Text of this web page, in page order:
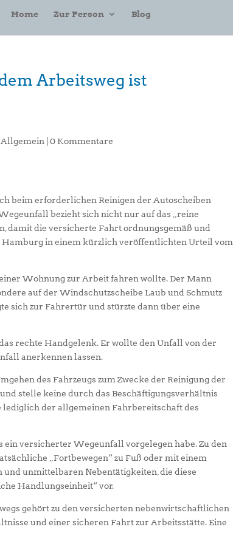
Home Zur Person Blog
Arbeitsweg ist
Allgemein |0 Kommentare
beim erforderlichen Reinigen der Autoscheiben
bezieht sich nicht nur auf das „reine
damit die versicherte Fahrt ordnungsgemäß und
Hamburg in einem kürzlich veröffentlichten Urteil vom
Wohnung zur Arbeit fahren wollte. Der Mann
auf der Windschutzscheibe Laub und Schmutz
sich zur Fahrertür und stürzte dann über eine
rechte Handgelenk. Er wollte den Unfall von der
anerkennen lassen.
des Fahrzeugs zum Zwecke der Reinigung der
stelle keine durch das Beschäftigungsverhältnis
lediglich der allgemeinen Fahrbereitschaft des
ein versicherter Wegeunfall vorgelegen habe. Zu den
„Fortbewegen“ zu Fuß oder mit einem
unmittelbaren Nebentätigkeiten, die diese
Handlungseinheit“ vor.
gehört zu den versicherten nebenwirtschaftlichen
und einer sicheren Fahrt zur Arbeitsstätte. Eine